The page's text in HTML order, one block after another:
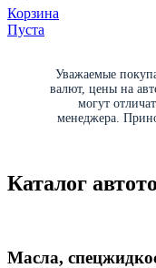
Корзина
Пуста
Уважаемые
валют, цены на
могут
менеджера.
Каталог
Масла,